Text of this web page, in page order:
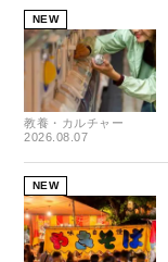
NEW
教養・カルチャー
2026.08.07
NEW